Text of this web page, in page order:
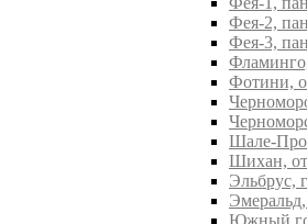
Фея-2,
Фея-3,
Фотини,
Шале-
Шихан,
Эльбрус,
Южный